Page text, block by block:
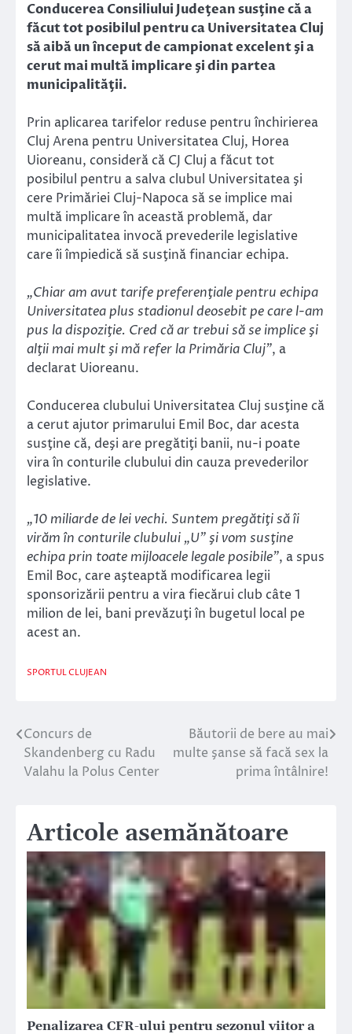
Conducerea Consiliului Judeţean susţine că a
făcut tot posibilul pentru ca Universitatea Cluj
să aibă un început de campionat excelent şi a
cerut mai multă implicare şi din partea
municipalităţii.
Prin aplicarea tarifelor reduse pentru închirierea
Cluj Arena pentru Universitatea Cluj, Horea
Uioreanu, consideră că CJ Cluj a făcut tot
posibilul pentru a salva clubul Universitatea şi
cere Primăriei Cluj-Napoca să se implice mai
multă implicare în această problemă, dar
municipalitatea invocă prevederile legislative
care îi împiedică să susţină financiar echipa.
„Chiar am avut tarife preferenţiale pentru echipa
Universitatea plus stadionul deosebit pe care l-am
pus la dispoziţie. Cred că ar trebui să se implice şi
alţii mai mult şi mă refer la Primăria Cluj”, a
declarat Uioreanu.
Conducerea clubului Universitatea Cluj susţine că
a cerut ajutor primarului Emil Boc, dar acesta
susţine că, deşi are pregătiţi banii, nu-i poate
vira în conturile clubului din cauza prevederilor
legislative.
„10 miliarde de lei vechi. Suntem pregătiţi să îi
virăm în conturile clubului „U” şi vom susţine
echipa prin toate mijloacele legale posibile”, a spus
Emil Boc, care aşteaptă modificarea legii
sponsorizării pentru a vira fiecărui club câte 1
milion de lei, bani prevăzuţi în bugetul local pe
acest an.
SPORTUL CLUJEAN
Navigare
în
Concurs de
Skandenberg cu Radu
Valahu la Polus Center
Băutorii de bere au mai
multe şanse să facă sex la
prima întâlnire!
Articole asemănătoare
Penalizarea CFR-ului pentru sezonul viitor a